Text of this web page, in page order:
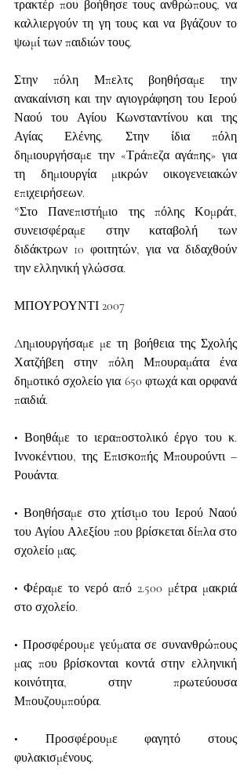
τρακτέρ που βοήθησε τους ανθρώπους, να
καλλιεργούν τη γη τους και να βγάζουν το
ψωμί των παιδιών τους.
Στην πόλη Μπελτς βοηθήσαμε την
ανακαίνιση και την αγιογράφηση του Ιερού
Ναού του Αγίου Κωνσταντίνου και της
Αγίας Ελένης. Στην ίδια πόλη
δημιουργήσαμε την «Τράπεζα αγάπης» για
τη δημιουργία μικρών οικογενειακών
επιχειρήσεων.
*Στο Πανεπιστήμιο της πόλης Κομράτ,
συνεισφέραμε στην καταβολή των
διδάκτρων 10 φοιτητών, για να διδαχθούν
την ελληνική γλώσσα.
ΜΠΟΥΡΟΥΝΤΙ 2007
Δημιουργήσαμε με τη βοήθεια της Σχολής
Χατζήβεη στην πόλη Μπουραμάτα ένα
δημοτικό σχολείο για 650 φτωχά και ορφανά
παιδιά.
• Βοηθάμε το ιεραποστολικό έργο του κ.
Ιννοκέντιου, της Επισκοπής Μπουρούντι –
Ρουάντα.
• Βοηθήσαμε στο χτίσιμο του Ιερού Ναού
του Αγίου Αλεξίου που βρίσκεται δίπλα στο
σχολείο μας.
• Φέραμε το νερό από 2.500 μέτρα μακριά
στο σχολείο.
• Προσφέρουμε γεύματα σε συνανθρώπους
μας που βρίσκονται κοντά στην ελληνική
κοινότητα, στην πρωτεύουσα
Μπουζουμπούρα.
• Προσφέρουμε φαγητό στους
φυλακισμένους.